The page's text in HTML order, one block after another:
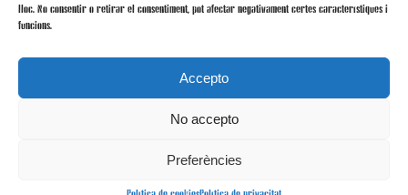
lloc. No consentir o retirar el consentiment, pot afectar negativament certes característiques i
funcions.
Accepto
No accepto
Preferències
AMB LA COL·LABORACIÓ